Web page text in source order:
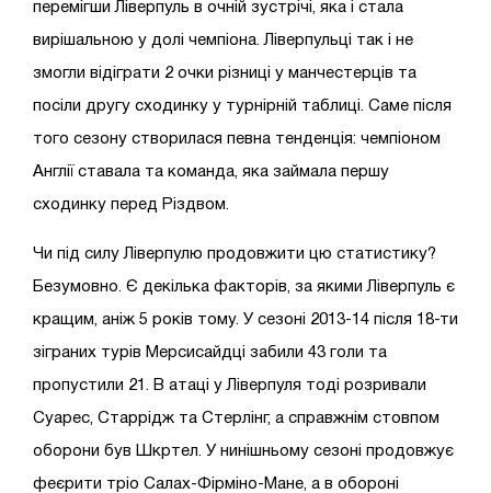
перемігши Ліверпуль в очній зустрічі, яка і стала
вирішальною у долі чемпіона. Ліверпульці так і не
змогли відіграти 2 очки різниці у манчестерців та
посіли другу сходинку у турнірній таблиці. Саме після
того сезону створилася певна тенденція: чемпіоном
Англії ставала та команда, яка займала першу
сходинку перед Різдвом.
Чи під силу Ліверпулю продовжити цю статистику?
Безумовно. Є декілька факторів, за якими Ліверпуль є
кращим, аніж 5 років тому. У сезоні 2013-14 після 18-ти
зіграних турів Мерсисайдці забили 43 голи та
пропустили 21. В атаці у Ліверпуля тоді розривали
Суарес, Старрідж та Стерлінг, а справжнім стовпом
оборони був Шкртел. У нинішньому сезоні продовжує
феєрити тріо Салах-Фірміно-Мане, а в обороні